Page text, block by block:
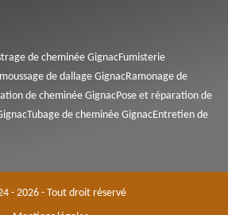
de cheminée GignacFumisterie
de dallage GignacRamonage de
de cheminée GignacPose et réparation de
Tubage de cheminée GignacEntretien de
- 2026 - Tout droit réservé